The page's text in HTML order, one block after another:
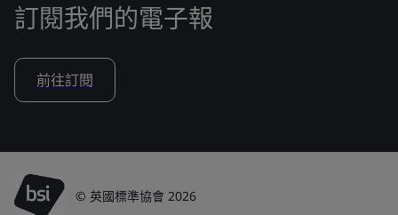
訂閱我們的電子報
前往訂閱
© 英國標準協會 2026